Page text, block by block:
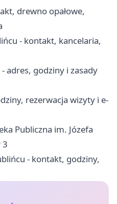
drewno opałowe,
- kontakt, kancelaria,
adres, godziny i zasady
rezerwacja wizyty i e-
Publiczna im. Józefa
3
- kontakt, godziny,